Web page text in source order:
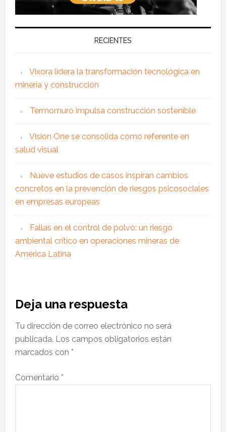
RECIENTES
Vixora lidera la transformación tecnológica en
minería y construcción
Termomuro impulsa construcción sostenible
Vision One se consolida como referente en
salud visual
Nueve estudios de casos inspiran cambios
concretos en la prevención de riesgos psicosociales
en empresas europeas
Fallas en el control de polvo: un riesgo
ambiental crítico en operaciones mineras de
América Latina
Interacciones
con
los
lectores
Deja una respuesta
Tu dirección de correo electrónico no será
publicada. Los campos obligatorios están
marcados con *
Comentario *